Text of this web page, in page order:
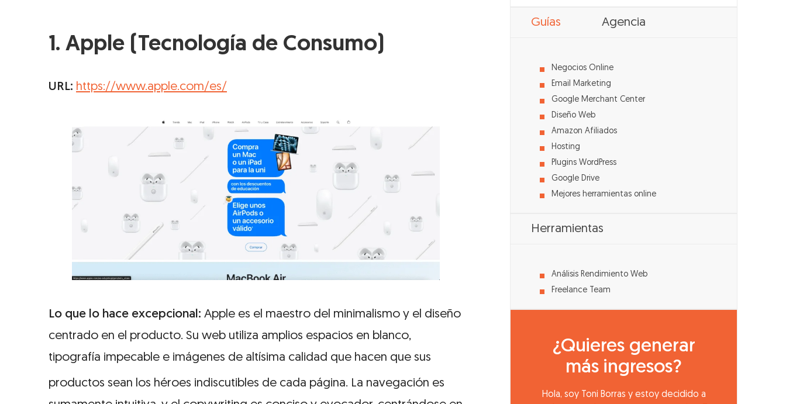
1. Apple (Tecnología de Consumo)
URL: https://www.apple.com/es/
Lo que lo hace excepcional: Apple es el maestro del minimalismo y el diseño
centrado en el producto. Su web utiliza amplios espacios en blanco,
tipografía impecable e imágenes de altísima calidad que hacen que sus
productos sean los héroes indiscutibles de cada página. La navegación es
Guías Agencia
Negocios Online
Email Marketing
Google Merchant Center
Diseño Web
Amazon Afiliados
Hosting
Plugins WordPress
Google Drive
Mejores herramientas online
Herramientas
Análisis Rendimiento Web
Freelance Team
¿Quieres generar
más ingresos?
Hola, soy Toni Borras y estoy decidido a